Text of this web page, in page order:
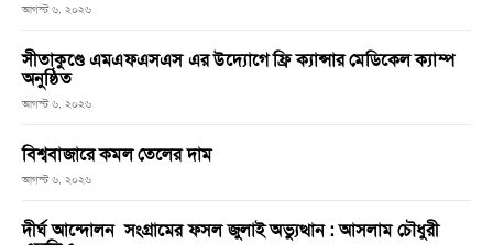
আগস্ট ৬, ২০২৬
সীতাকুণ্ডে এমএফএসএস এর উদ্যোগে ফ্রি ক্যান্সার মেডিকেল ক্যাম্প
অনুষ্ঠিত
আগস্ট ৬, ২০২৬
বিশ্ববাজারে কমল তেলের দাম
আগস্ট ৬, ২০২৬
দীর্ঘ আন্দোলন সংগ্রামের ফসল জুলাই অভ্যুত্থান : আসলাম চৌধুরী